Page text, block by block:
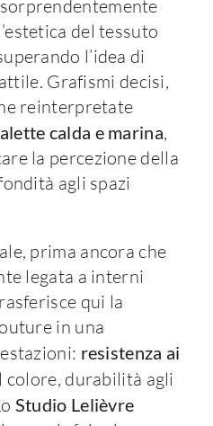
del tessuto
l’idea di
Grafismi decisi,
reinterpretate
calda e marina,
la percezione della
agli spazi
prima ancora che
legata a interni
qui la
in una
resistenza ai
colore, durabilità agli
Studio Lelièvre